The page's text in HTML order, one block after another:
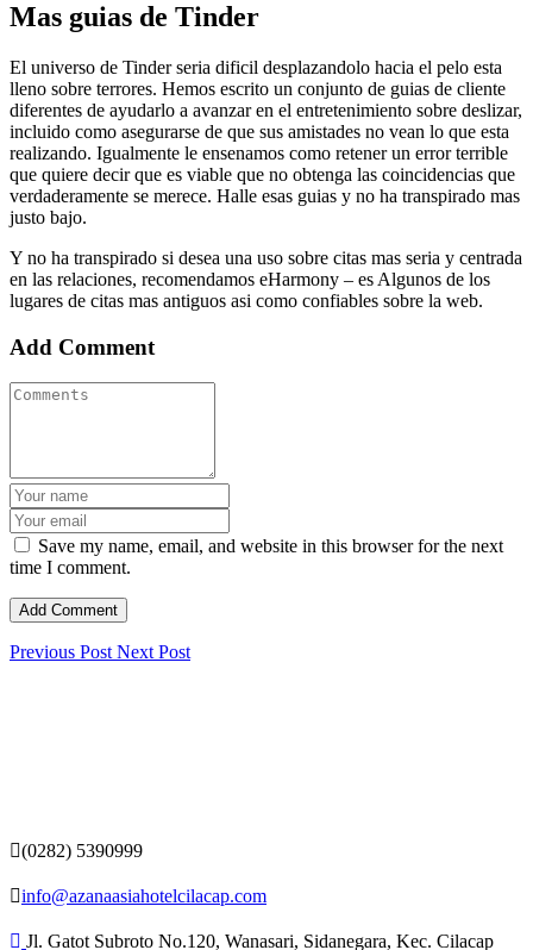
Mas guias de Tinder
El universo de Tinder seri­a dificil desplazandolo hacia el pelo esta
lleno sobre terrores. Hemos escrito un conjunto de guias de cliente
diferentes de ayudarlo a avanzar en el entretenimiento sobre deslizar,
incluido como asegurarse de que sus amistades no vean lo que esta
realizando. Igualmente le ensenamos como retener un error terrible
que quiere decir que es viable que no obtenga las coincidencias que
verdaderamente se merece. Halle esas guias y no ha transpirado mas
justo bajo.
Y no ha transpirado si desea una uso sobre citas mas seria y centrada
en las relaciones, recomendamos eHarmony – es Algunos de los
lugares de citas mas antiguos asi­ como confiables sobre la web.
Add Comment
Save my name, email, and website in this browser for the next
time I comment.
Previous Post Next Post
(0282) 5390999
info@azanaasiahotelcilacap.com
Jl. Gatot Subroto No.120, Wanasari, Sidanegara, Kec. Cilacap